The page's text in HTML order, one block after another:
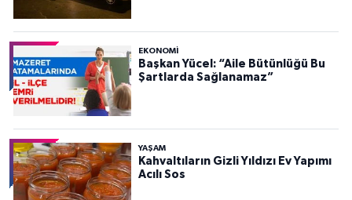
EKONOMI
Başkan Yücel: “Aile Bütünlüğü Bu
Şartlarda Sağlanamaz”
YAŞAM
Kahvaltıların Gizli Yıldızı Ev Yapımı
Acılı Sos